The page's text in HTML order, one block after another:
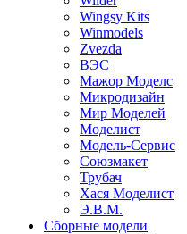
Wingsy Kits
Winmodels
Zvezda
ВЭС
Мажор Моделс
Микродизайн
Мир Моделей
Моделист
Модель-Сервис
Союзмакет
Трубач
Хася Моделист
Э.В.М.
Сборные модели